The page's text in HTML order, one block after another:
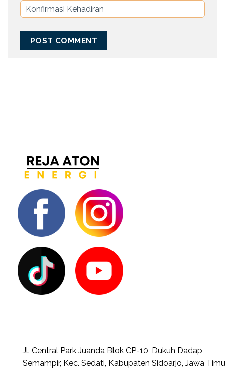
Jl. Central Park Juanda Blok CP-10, Dukuh Dadap,
Semampir, Kec. Sedati, Kabupaten Sidoarjo, Jawa